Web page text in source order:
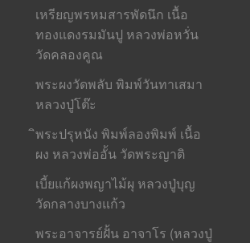
เหรียญพรหมสารพัดนึก เนื้อ
ทองแดงรมมันปู หลวงพ่อหวั่น
วัดคลองคูณ
พระผงวัดพลับ พิมพ์วันทาเสมา
หลวงปู่โต๊ะ
ิพระปรุหนัง พิมพ์ลองพิมพ์ เนื้อ
ผง หลวงพ่ออั้น วัดพระญาติ
เบี้ยแก้ผงพญาไม้ผุ หลวงปู่บุญ
วัดกลางบางแก้ว
พระอาจารย์ฝั้น อาจาโร (หลวงปู่